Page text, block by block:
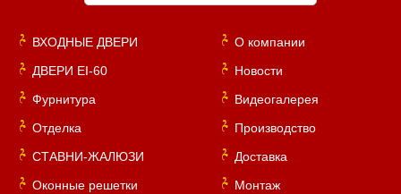
ВХОДНЫЕ ДВЕРИ
ДВЕРИ EI-60
Фурнитура
Отделка
СТАВНИ-ЖАЛЮЗИ
Оконные решетки
О компании
Новости
Видеогалерея
Производство
Доставка
Монтаж